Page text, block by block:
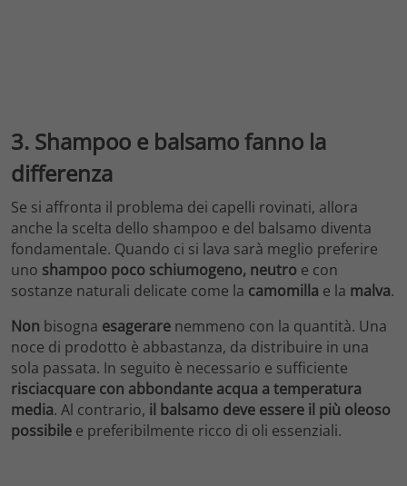
3. Shampoo e balsamo fanno la
differenza
Se si affronta il problema dei capelli rovinati, allora
anche la scelta dello shampoo e del balsamo diventa
fondamentale. Quando ci si lava sarà meglio preferire
uno shampoo poco schiumogeno, neutro e con
sostanze naturali delicate come la camomilla e la malva.
Non bisogna esagerare nemmeno con la quantità. Una
noce di prodotto è abbastanza, da distribuire in una
sola passata. In seguito è necessario e sufficiente
risciacquare con abbondante acqua a temperatura
media. Al contrario, il balsamo deve essere il più oleoso
possibile e preferibilmente ricco di oli essenziali.